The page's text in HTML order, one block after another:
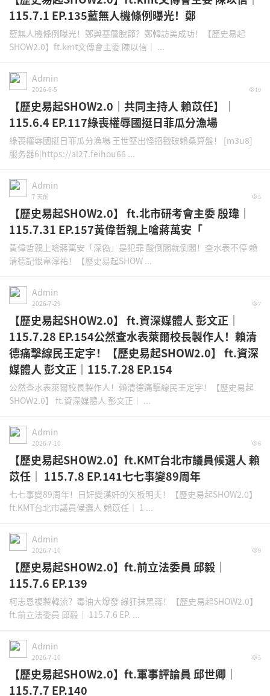
115.7.1 EP.135藍無人機條例曝光！鄭
藍無人機條例曝光！鄭與基層脫節？鄭韓訪美成功！【歷史易起
SHOW2.0】ft.kmt文傳會主委 陳以信｜ ...
Admin
2026-6-5 10
【歷史易起SHOW2.0｜共同主持人 賴苡任】｜
115.6.4 EP.117綠喪權辱國挺日菲瓜分漁場
綠喪權辱國挺日菲瓜分漁場 王世堅出怪招戳破賴桑算盤！ [m3u8]
服务器6|https://ai27.feihou66 ...
Admin
7 天前 5
【歷史易起SHOW2.0】 ft.北市研考會主委 殷瑋｜
115.7.31 EP.157黃偉哲親上嗆蔣萬安「
黃偉哲親上嗆蔣萬安「深偽」是犯罪 酸倒閣就倒閣！查水表不停 賴
清德記恨韋淳祐！【歷史易起SHOW ...
Admin
2026-7-29 7
【歷史易起SHOW2.0】 ft.資深媒體人 彭文正｜
115.7.28 EP.154公然查水表萊爾校長製作人！賴清
德痛擊線民王定宇！【歷史易起SHOW2.0】 ft.資深
媒體人 彭文正｜115.7.28 EP.154
公然查水表萊爾校長製作人！賴清德痛擊線民王定宇！【歷史易起
SHOW2.0】 ft.資深媒體人 彭文正｜ ...
Admin
2026-7-10 6
【歷史易起SHOW2.0】ft.KMT台北市議員候選人 賴
苡任｜ 115.7.8 EP.141七七事變89周年
七七事變89周年！日奸變漢奸的矢板明夫！【歷史易起SHOW2.0】
ft.KMT台北市議員候選人 賴苡任｜ 1 ...
Admin
2026-7-10 9
【歷史易起SHOW2.0】ft.前立法委員 邱毅｜
115.7.6 EP.139
柯志恩複製韓流？毒油大爆發 綠狂抹黑蔣！【歷史易起SHOW2.0】
ft.前立法委員 邱毅｜ 115.7.6 EP. ...
Admin
2026-7-10 5
【歷史易起SHOW2.0】ft.軍事評論員 邱世卿｜
115.7.7 EP.140